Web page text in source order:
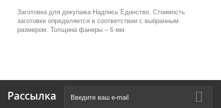
Заготовка для декупажа Надпись Единство. Стоимость
заготовки определяется в соответствии с выбранным
размером. Толщина фанеры – 6 мм.
Рассылка